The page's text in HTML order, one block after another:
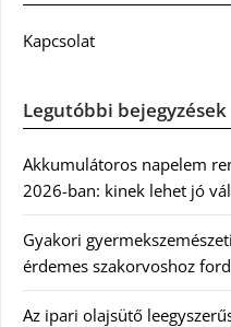
Kapcsolat
Legutóbbi bejegyzések
Akkumulátoros napelem
2026-ban: kinek lehet jó
Gyakori
érdemes szakorvoshoz
Az ipari olajsütő